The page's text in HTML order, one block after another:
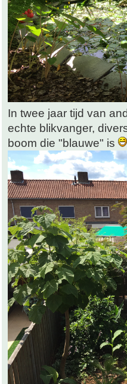
In twee jaar tijd van
echte blikvanger,
boom die "blauwe" is